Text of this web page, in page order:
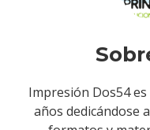
Impresión Dos54
años dedicándose